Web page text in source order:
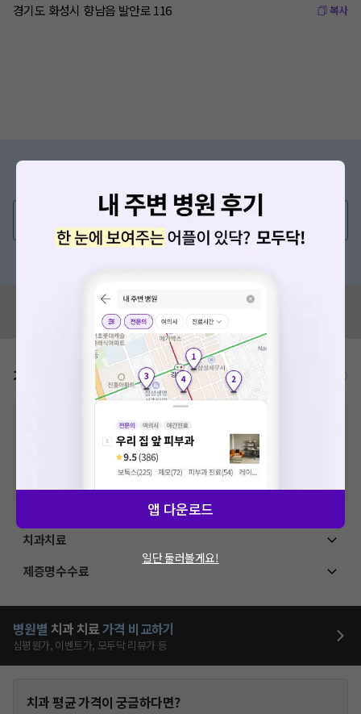
경기도 화성시 향남읍 발안로 116 복사
의사가 직접 답해드려요!
💬 무엇이든 물어보세요
혹은, 의료상담 서비스에 다양한 게시글 보러가기
혹시 잘못된 병원정보가 있나요?
모두닥 팀에 알려주세요!
가격표 비급여/급여 진료란?
한 가격은 해당 의료기관에 직접 문의해주세요.
급여 항목의 경우, 건강보험심사평가원에 고지되어 있는 급여 진료 기준 가
격입니다. (진료와 연관된 복합적인 비용이 추가되어, 병원마다 금액이 다르게
산정될 수 있는 점 참고 바랍니다.)
※ 이벤트가, 할인가는VAT 포함
치과치료
제증명수수료
병원별 치과 치료가격 비교하기
심평원가, 이벤트가, 모두닥 리뷰가 등
치과평균 가격이 궁금하다면?
앱 다운로드
일단 둘러볼게요!